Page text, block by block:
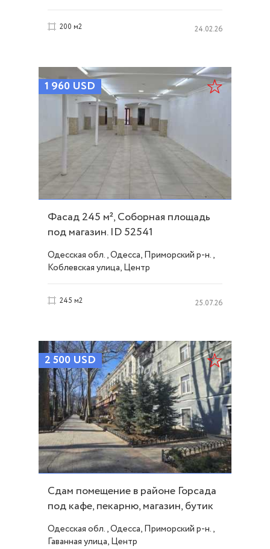
200 м2 24.02.26
1 960 USD
Фасад 245 м², Соборная площадь
под магазин. ID 52541
Одесская обл., Одесса, Приморский р-н.,
Коблевская улица, Центр
245 м2 25.07.26
2 500 USD
Сдам помещение в районе Горсада
под кафе, пекарню, магазин, бутик
ID 54077
Одесская обл., Одесса, Приморский р-н.,
Гаванная улица, Центр